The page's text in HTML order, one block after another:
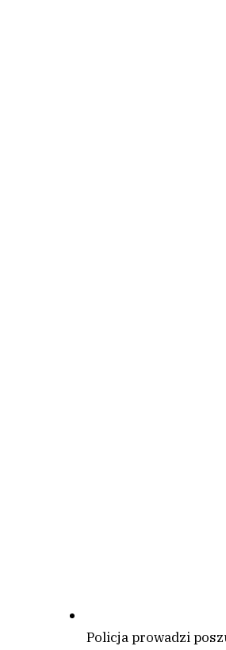
Policja prowadzi